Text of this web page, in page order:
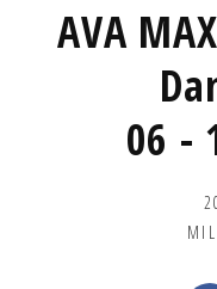
AVA
06 -